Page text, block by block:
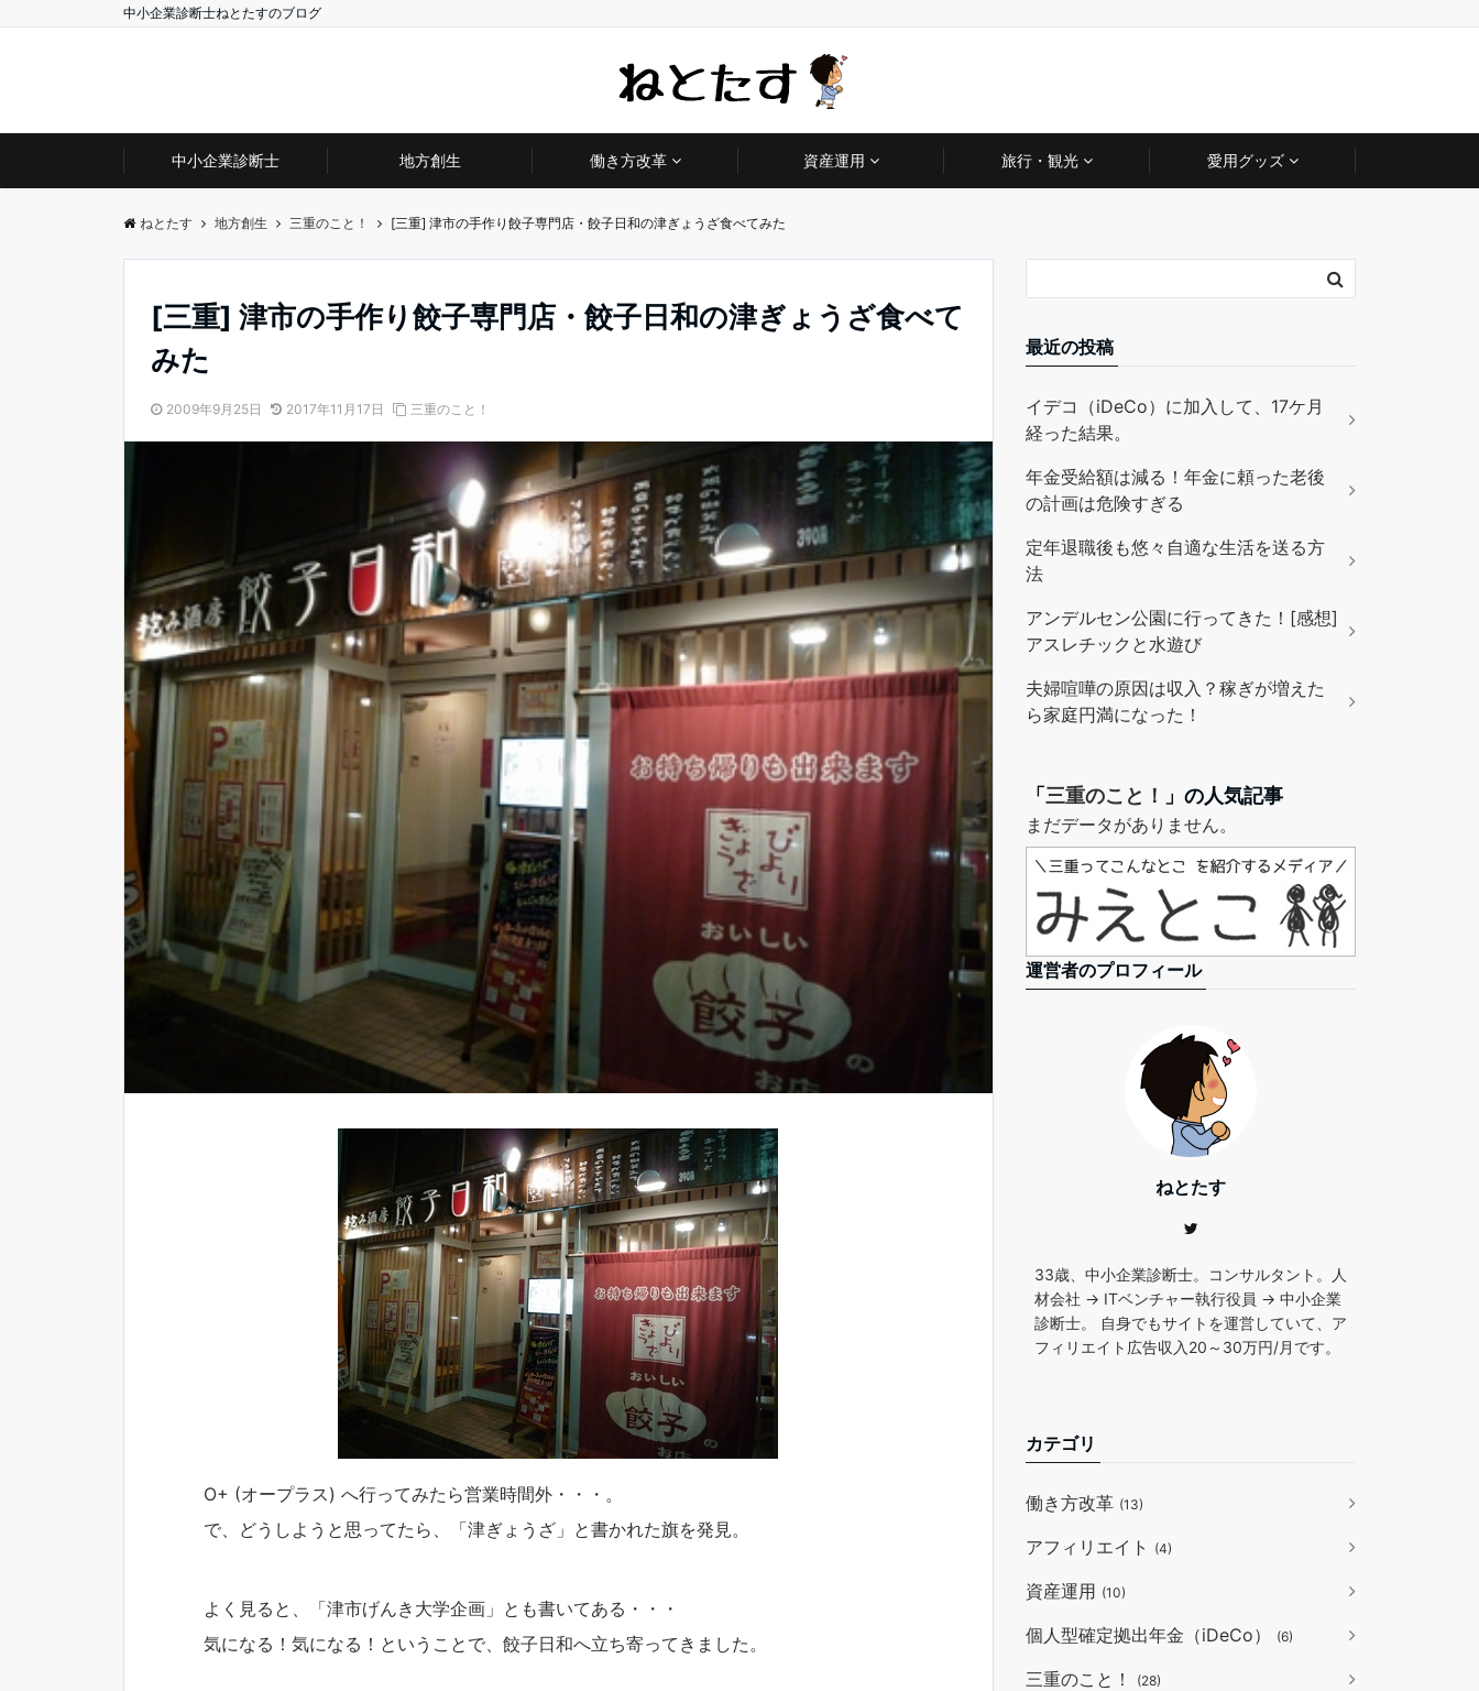
中小企業診断士ねとたすのブログ
中小企業診断士 地方創生 働き方改革 資産運用 旅行・観光 愛用グッズ
ねとたす 地方創生 三重のこと！ [三重] 津市の手作り餃子専門店・餃子日和の津ぎょうざ食べてみた
[三重] 津市の手作り餃子専門店・餃子日和の津ぎょうざ食べて
みた
2009年9月25日 2017年11月17日 三重のこと！
O+ (オープラス) へ行ってみたら営業時間外・・・。
で、どうしようと思ってたら、「津ぎょうざ」と書かれた旗を発見。
よく見ると、「津市げんき大学企画」とも書いてある・・・
気になる！気になる！ということで、餃子日和へ立ち寄ってきました。
最近の投稿
イデコ（iDeCo）に加入して、17ケ月
経った結果。
年金受給額は減る！年金に頼った老後
の計画は危険すぎる
定年退職後も悠々自適な生活を送る方
法
アンデルセン公園に行ってきた！[感想]
アスレチックと水遊び
夫婦喧嘩の原因は収入？稼ぎが増えた
ら家庭円満になった！
「 三重のこと！ 」の人気記事
まだデータがありません。
運営者のプロフィール
ねとたす
33歳、中小企業診断士。コンサルタント。人
材会社 → ITベンチャー執行役員 → 中小企業
診断士。 自身でもサイトを運営していて、ア
フィリエイト広告収入20～30万円/月です。
カテゴリ
働き方改革 (13)
アフィリエイト (4)
資産運用 (10)
個人型確定拠出年金（iDeCo） (6)
三重のこと！ (28)